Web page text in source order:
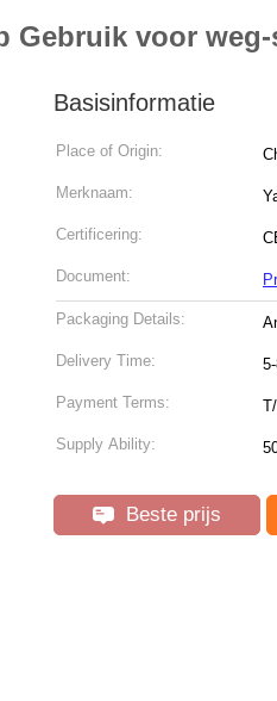
Gebruik voor
Basisinformatie
Place of Origin:
Merknaam:
Certificering:
Document:
Packaging Details:
Delivery Time:
Payment Terms:
Supply Ability:
Beste prijs